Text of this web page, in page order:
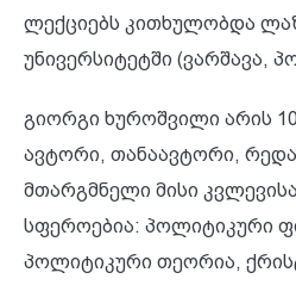
ლექციებს კითხულობდა
უნივერსიტეტში (ვარშავა,
გიორგი ხუროშვილი არის
ავტორი, თანაავტორი,
მთარგმნელი მისი
სფეროებია: პოლიტიკური
პოლიტიკური თეორია,